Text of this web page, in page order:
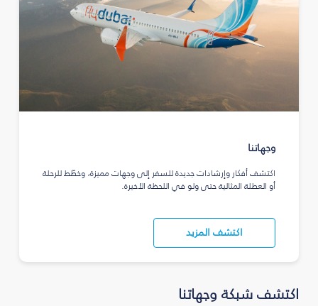
وجهاتنا
اكتشف أفكار وإرشادات جديدة للسفر إلى وجهات مميزة، وخطّط للرحلة
أو العطلة المثالية حتى ولو في اللحظة الأخيرة.
اكتشف المزيد
اكتشف شبكة وجهاتنا